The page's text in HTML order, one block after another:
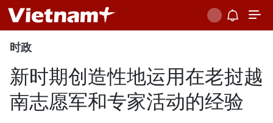
时政
新时期创造性地运用在老挝越
南志愿军和专家活动的经验